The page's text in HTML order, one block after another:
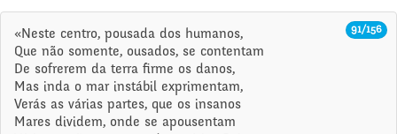
91/156
«Neste centro, pousada dos humanos,
Que não somente, ousados, se contentam
De sofrerem da terra firme os danos,
Mas inda o mar instábil exprimentam,
Verás as várias partes, que os insanos
Mares dividem, onde se apousentam